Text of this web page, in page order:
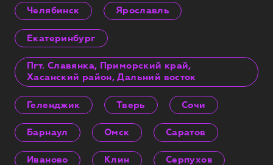
Челябинск Ярославль
Екатеринбург
Пгт. Славянка, Приморский край,
Хасанский район, Дальний восток
Геленджик Тверь Сочи
Барнаул Омск Саратов
Иваново Клин Серпухов